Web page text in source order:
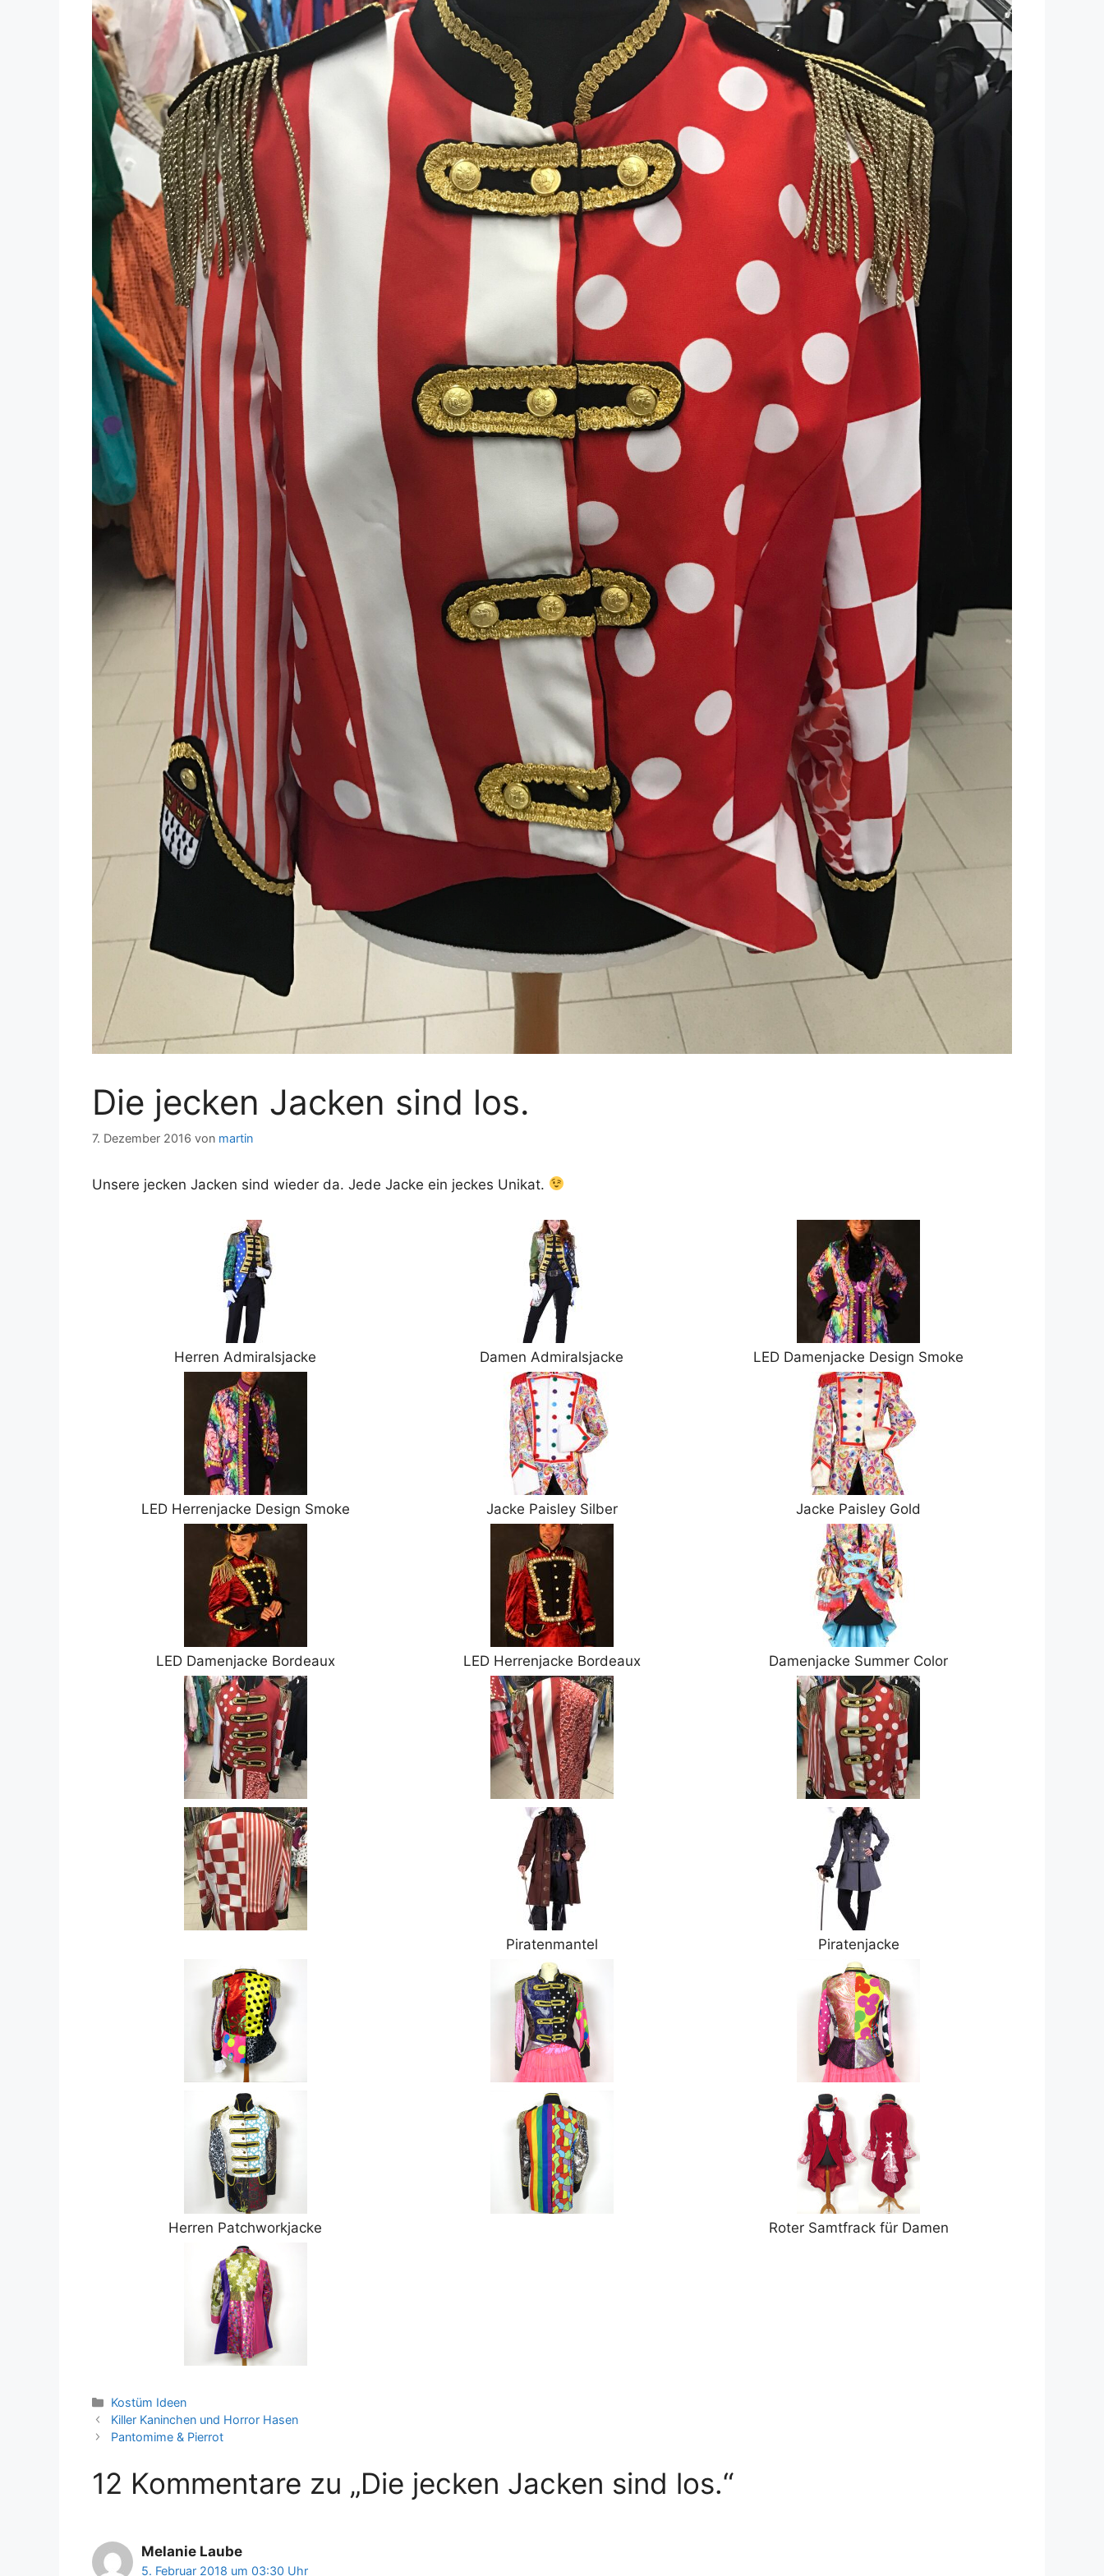
Die jecken Jacken sind los.
7. Dezember 2016 von martin
Unsere jecken Jacken sind wieder da. Jede Jacke ein jeckes Unikat.
Herren Admiralsjacke Damen Admiralsjacke LED Damenjacke Design Smoke
LED Herrenjacke Design Smoke Jacke Paisley Silber Jacke Paisley Gold
LED Damenjacke Bordeaux LED Herrenjacke Bordeaux Damenjacke Summer Color
Piratenmantel Piratenjacke
Herren Patchworkjacke Roter Samtfrack für Damen
Kategorien
Kostüm Ideen
Killer Kaninchen und Horror Hasen
Pantomime & Pierrot
12 Kommentare zu „Die jecken Jacken sind los.“
Melanie Laube
5. Februar 2018 um 03:30 Uhr